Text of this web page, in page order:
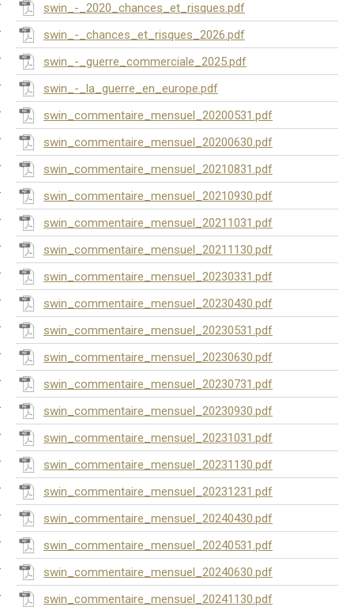
swin_-_2020_chances_et_risques.pdf
swin_-_chances_et_risques_2026.pdf
swin_-_guerre_commerciale_2025.pdf
swin_-_la_guerre_en_europe.pdf
swin_commentaire_mensuel_20200531.pdf
swin_commentaire_mensuel_20200630.pdf
swin_commentaire_mensuel_20210831.pdf
swin_commentaire_mensuel_20210930.pdf
swin_commentaire_mensuel_20211031.pdf
swin_commentaire_mensuel_20211130.pdf
swin_commentaire_mensuel_20230331.pdf
swin_commentaire_mensuel_20230430.pdf
swin_commentaire_mensuel_20230531.pdf
swin_commentaire_mensuel_20230630.pdf
swin_commentaire_mensuel_20230731.pdf
swin_commentaire_mensuel_20230930.pdf
swin_commentaire_mensuel_20231031.pdf
swin_commentaire_mensuel_20231130.pdf
swin_commentaire_mensuel_20231231.pdf
swin_commentaire_mensuel_20240430.pdf
swin_commentaire_mensuel_20240531.pdf
swin_commentaire_mensuel_20240630.pdf
swin_commentaire_mensuel_20241130.pdf